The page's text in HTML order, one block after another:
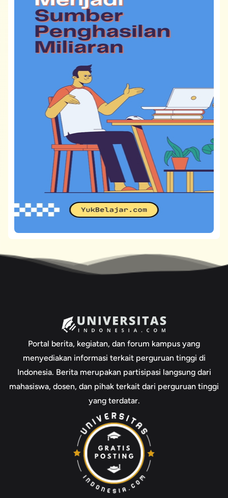
Portal berita, kegiatan, dan forum kampus yang
menyediakan informasi terkait perguruan tinggi di
Indonesia. Berita merupakan partisipasi langsung dari
mahasiswa, dosen, dan pihak terkait dari perguruan tinggi
yang terdatar.